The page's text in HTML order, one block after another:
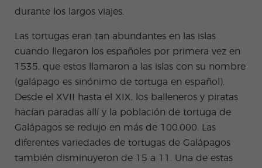
durante los largos viajes.
Las tortugas eran tan abundantes en las islas
cuando llegaron los españoles por primera vez en
1535, que estos llamaron a las islas con su nombre
(galápago es sinónimo de tortuga en español).
Desde el XVII hasta el XIX, los balleneros y piratas
hacían paradas allí y la población de tortuga de
Galápagos se redujo en más de 100.000. Las
diferentes variedades de tortugas de Galápagos
también disminuyeron de 15 a 11. Una de estas